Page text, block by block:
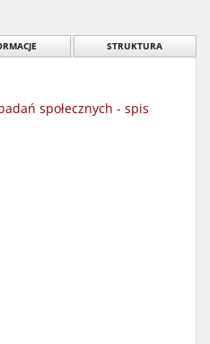
STRUKTURA
społecznych - spis